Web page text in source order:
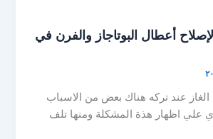
أعطال البوتاجاز والفرن في
عند تركه هناك بعض من الاسباب
علي اظهار هذة المشكلة ومنها تلف